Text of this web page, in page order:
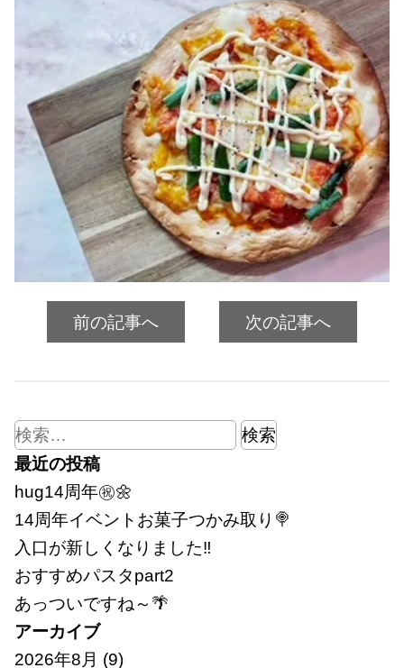
前の記事へ 次の記事へ
検
索:
最近の投稿
hug14周年㊗🌼
14周年イベントお菓子つかみ取り🍭
入口が新しくなりました‼
おすすめパスタpart2
あっついですね～🌴
アーカイブ
2026年8月 (9)